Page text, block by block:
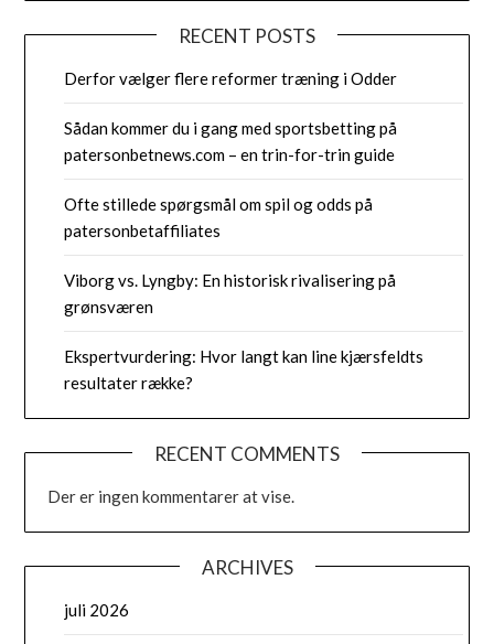
RECENT POSTS
Derfor vælger flere reformer træning i Odder
Sådan kommer du i gang med sportsbetting på
patersonbetnews.com – en trin-for-trin guide
Ofte stillede spørgsmål om spil og odds på
patersonbetaffiliates
Viborg vs. Lyngby: En historisk rivalisering på
grønsværen
Ekspertvurdering: Hvor langt kan line kjærsfeldts
resultater række?
RECENT COMMENTS
Der er ingen kommentarer at vise.
ARCHIVES
juli 2026